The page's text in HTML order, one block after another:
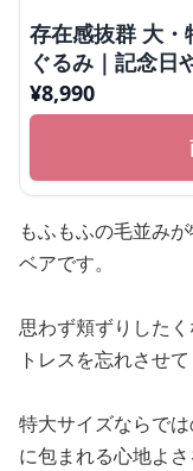
存在感抜群 大
ぐるみ｜記念日
気ぬいぐるみ
¥8,990
もふもふの毛並み
ベアです。
思わず頬ずりした
トレスを忘れさせて
特大サイズならで
に包まれる心地よさ